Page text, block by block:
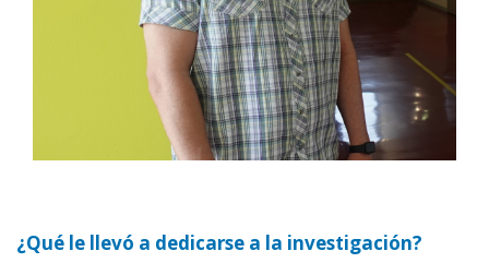
¿Qué le llevó a dedicarse a la investigación?